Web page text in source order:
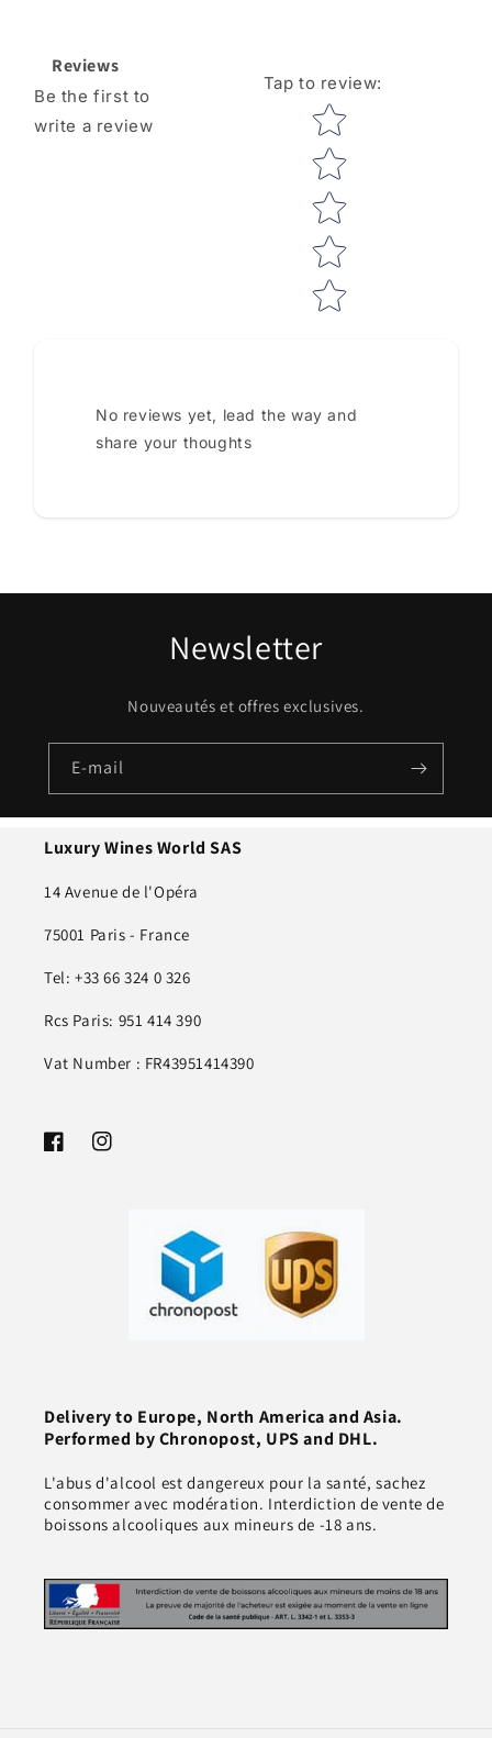
Reviews
Be the first to
write a review
Tap to review:
Star rating
No reviews yet, lead the way and
share your thoughts
Newsletter
Nouveautés et offres exclusives.
E-mail
Luxury Wines World SAS
14 Avenue de l'Opéra
75001 Paris - France
Tel: +33 66 324 0 326
Rcs Paris: 951 414 390
Vat Number : FR43951414390
FacebookInstagram
Delivery to Europe, North America and Asia.
Performed by Chronopost, UPS and DHL.
L'abus d'alcool est dangereux pour la santé, sachez
consommer avec modération. Interdiction de vente de
boissons alcooliques aux mineurs de -18 ans.